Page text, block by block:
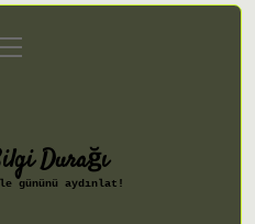
Politikası
Durağı
gününü aydınlat!